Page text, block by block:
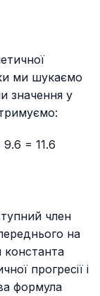
ми шукаємо
значення у
= 11.6
член
на
константа
прогресії і
формула